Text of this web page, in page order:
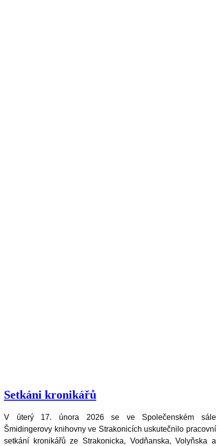
Setkáni kronikářů
V úterý 17. února 2026 se ve Společenském sále
Šmidingerovy knihovny ve Strakonicích uskutečnilo pracovní
setkání kronikářů ze Strakonicka, Vodňanska, Volyňska a